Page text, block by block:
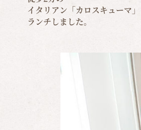
イタリアン「カロスキューマ
ランチしました。